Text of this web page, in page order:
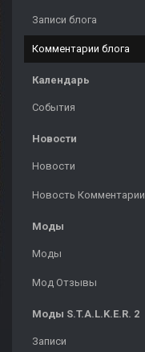
Записи блога
Комментарии блога
Календарь
События
Новости
Новости
Новость Комментарии
Моды
Моды
Мод Отзывы
Моды S.T.A.L.K.E.R. 2
Записи